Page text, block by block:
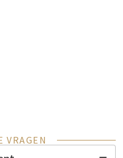
VRAGEN